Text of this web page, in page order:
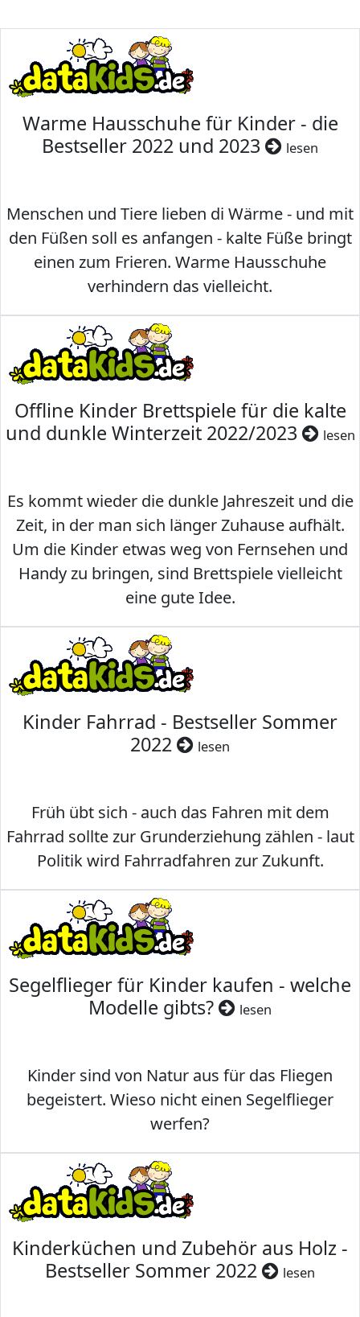
Warme Hausschuhe für Kinder - die
Bestseller 2022 und 2023
lesen
Menschen und Tiere lieben di Wärme - und mit
den Füßen soll es anfangen - kalte Füße bringt
einen zum Frieren. Warme Hausschuhe
verhindern das vielleicht.
Offline Kinder Brettspiele für die kalte
und dunkle Winterzeit 2022/2023
lesen
Es kommt wieder die dunkle Jahreszeit und die
Zeit, in der man sich länger Zuhause aufhält.
Um die Kinder etwas weg von Fernsehen und
Handy zu bringen, sind Brettspiele vielleicht
eine gute Idee.
Kinder Fahrrad - Bestseller Sommer
2022
lesen
Früh übt sich - auch das Fahren mit dem
Fahrrad sollte zur Grunderziehung zählen - laut
Politik wird Fahrradfahren zur Zukunft.
Segelflieger für Kinder kaufen - welche
Modelle gibts?
lesen
Kinder sind von Natur aus für das Fliegen
begeistert. Wieso nicht einen Segelflieger
werfen?
Kinderküchen und Zubehör aus Holz -
Bestseller Sommer 2022
lesen